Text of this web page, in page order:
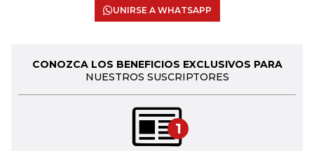
UNIRSE A WHATSAPP
CONOZCA LOS BENEFICIOS EXCLUSIVOS PARA
NUESTROS SUSCRIPTORES
1